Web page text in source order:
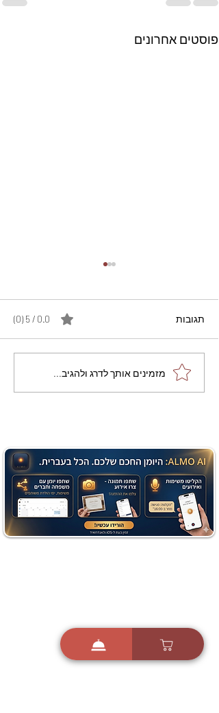
פוסטים אחרונים
מתכון מנצח עוגת מייפל
שוקולד בחושה וקלה - זיוה
תגובות 0.0 / 5 ‏(0)
מזמינים אותך לדרג ולהגיב...